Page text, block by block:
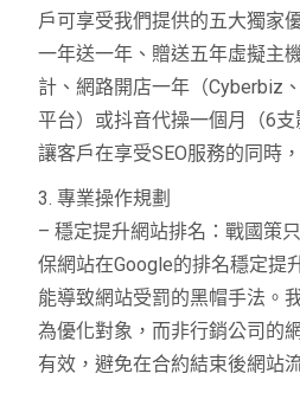
戶可享受我們提供的五大獨家
一年送一年、贈送五年虛擬主
計、網路開店一年（Cyberbiz
平台）或抖音代操一個月（6
讓客戶在享受SEO服務的同時
3. 專業操作規劃
– 穩定提升網站排名：戰國策
保網站在Google的排名穩定提
能導致網站受罰的黑帽手法。
為優化對象，而非行銷公司的
有效，避免在合約結束後網站